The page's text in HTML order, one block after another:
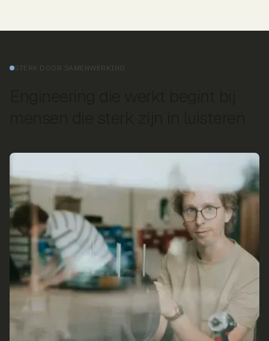
STERK DOOR SAMENWERKING